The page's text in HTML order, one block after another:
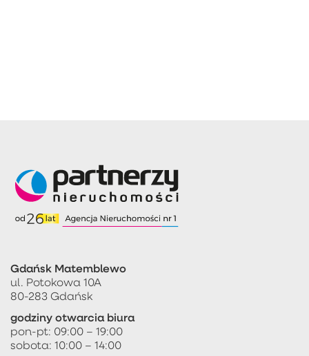
Gdańsk Matemblewo
ul. Potokowa 10A
80-283 Gdańsk
godziny otwarcia biura
pon-pt: 09:00 – 19:00
sobota: 10:00 – 14:00